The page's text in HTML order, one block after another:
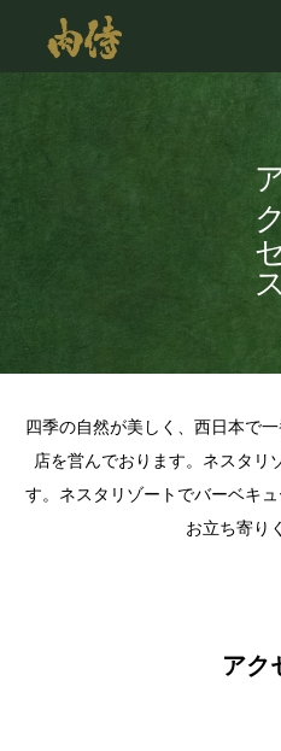
ア
四季の自然が美しく、西日本で
店を営んでおります。ネスタリ
す。ネスタリゾートでバーベキ
お立ち寄り
アク